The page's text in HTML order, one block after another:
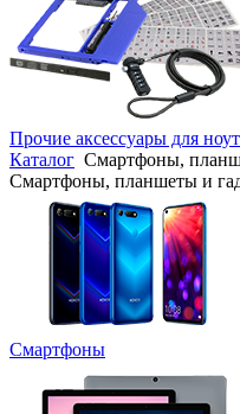
Прочие аксессуары для
Каталог Смартфоны,
Смартфоны, планшеты и
Смартфоны